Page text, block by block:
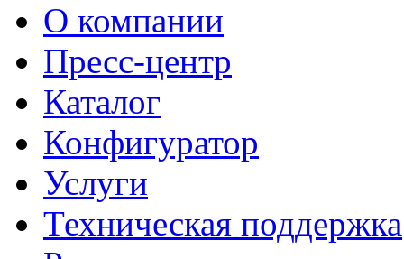
О компании
Пресс-центр
Каталог
Конфигуратор
Услуги
Техническая поддержка